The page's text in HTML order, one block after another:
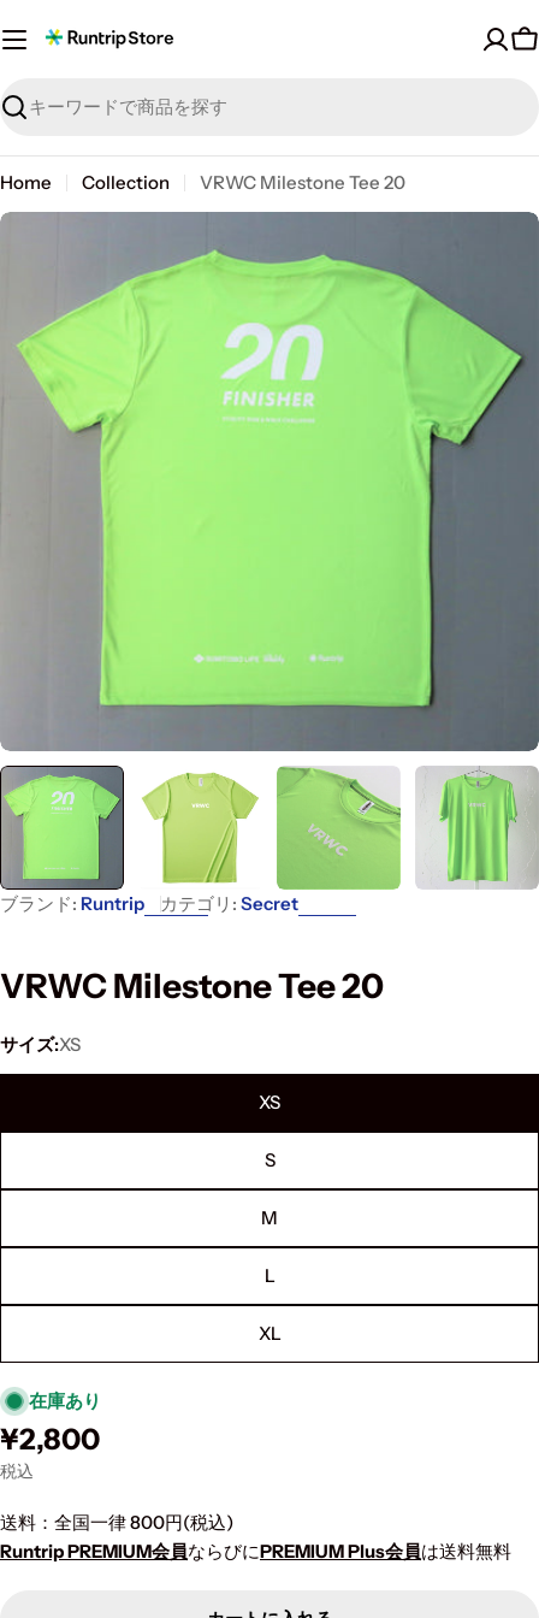
to
探
Home Collection
VRWC Milestone Tee 20
Skip
information
media 0 in modal
ブランド: Runtrip カテゴリ: Secret
VRWC Milestone Tee 20
サイズ:XS
XS
S
M
L
XL
在庫あり
通
常
格
¥2,800
税込
送料：全国一律 800円(税込)
Runtrip PREMIUM会員ならびにPREMIUM Plus会員は送料無料